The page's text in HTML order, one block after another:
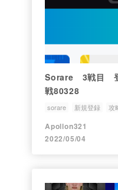
Sorare 3戦目
戦80328
sorare 新規登録 攻
Apollon321
2022/05/04